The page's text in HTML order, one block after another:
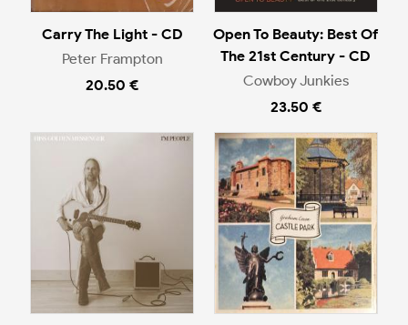
Carry The Light - CD
Peter Frampton
20.50 €
Open To Beauty: Best Of
The 21st Century - CD
Cowboy Junkies
23.50 €